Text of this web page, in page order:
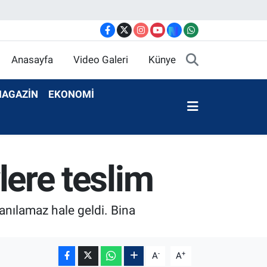
Anasayfa Video Galeri Künye
EKONOMİ
teslim
hale geldi. Bina
A- A+